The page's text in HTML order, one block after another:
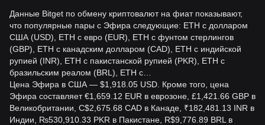
криптовалют, новостей регуляторов, технологических
разработок в Ethereum и экономических факторов,
влияющих на индийскую рупию.
Могу ли я вывести INR после продажи ETH на
Bitget?
Да, после продажи ETH на бирже Bitget вы можете
вывести INR на связанный банковский счет, следуя
процедурам вывода и проверке платформы.
Данные Bitget по обмену криптовалют на фиат показывают,
что популярные пары с Эфира следующие: ETH с долларом
США (USD), ETH с евро (EUR), ETH с фунтом стерлингов
(GBP), ETH с канадским долларом (CAD), ETH с индийской
рупией (INR), ETH с пакистанской рупией (PKR), ETH с
бразильским реалом (BRL), ETH с…
Цена Эфира в США — $1,918.05 USD. Кроме того, цена
Эфира составляет €1,659.12 EUR в еврозоне, £1,421.66 GBP в
Великобритании, C$2,675.68 CAD в Канаде, ₹182,481.13 INR в
Индии, ₨530,910.33 PKR в Пакистане, R$9,776.89 BRL в